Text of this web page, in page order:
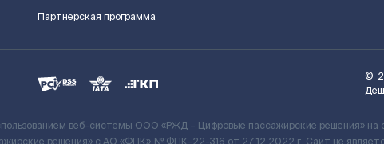
Партнерская программа
©
веб-системы ООО «РЖД – Цифровые пассажирские решения»